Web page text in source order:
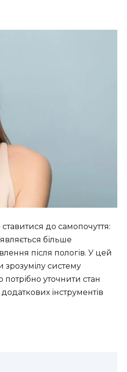
до самопочуття:
більше
після пологів. У цей
зрозумілу систему
уточнити стан
інструментів